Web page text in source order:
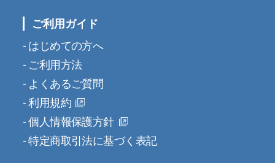
ご利用ガイド
はじめての方へ
ご利用方法
よくあるご質問
利用規約
個人情報保護方針
特定商取引法に基づく表記